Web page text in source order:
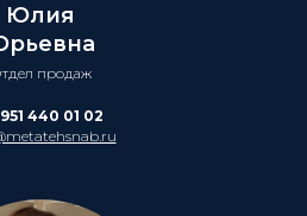
Юлия
продаж
440 01 02